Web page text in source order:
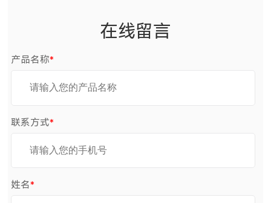
在线留言
产品名称*
联系方式*
姓名*